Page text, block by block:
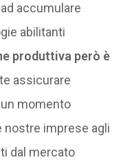
accumulare
abilitanti
produttiva però è
assicurare
momento
nostre imprese agli
dal mercato